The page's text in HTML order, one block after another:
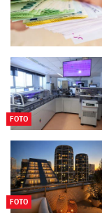
FOTO
FOTO